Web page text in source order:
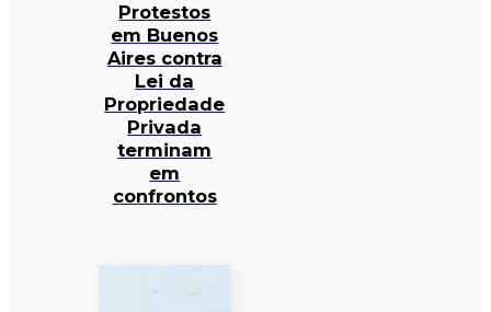
Protestos
em Buenos
Aires contra
Lei da
Propriedade
Privada
terminam
em
confrontos